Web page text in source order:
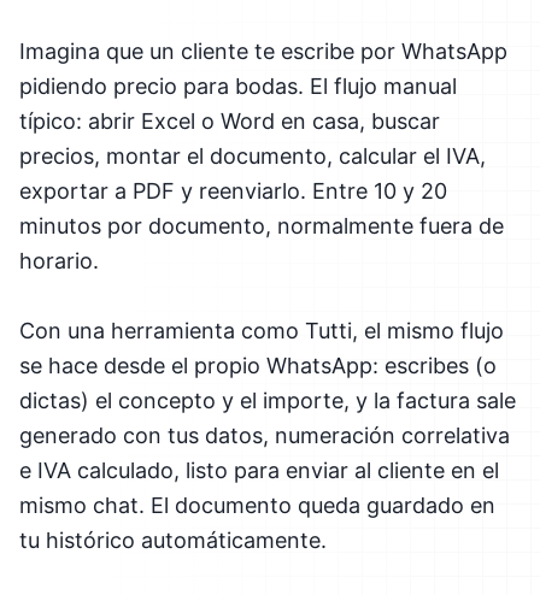
Imagina que un cliente te escribe por WhatsApp
pidiendo precio para bodas. El flujo manual
típico: abrir Excel o Word en casa, buscar
precios, montar el documento, calcular el IVA,
exportar a PDF y reenviarlo. Entre 10 y 20
minutos por documento, normalmente fuera de
horario.
Con una herramienta como Tutti, el mismo flujo
se hace desde el propio WhatsApp: escribes (o
dictas) el concepto y el importe, y la factura sale
generado con tus datos, numeración correlativa
e IVA calculado, listo para enviar al cliente en el
mismo chat. El documento queda guardado en
tu histórico automáticamente.